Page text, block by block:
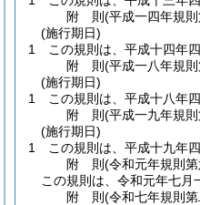
附 則(平成一四年規
(施行期日)
1
この規則は、平成十四年
附 則(平成一八年規
(施行期日)
1
この規則は、平成十八年
附 則(平成一九年規
(施行期日)
1
この規則は、平成十九年
附 則(令和元年規則
この規則は、令和元年七月
附 則(令和七年規則